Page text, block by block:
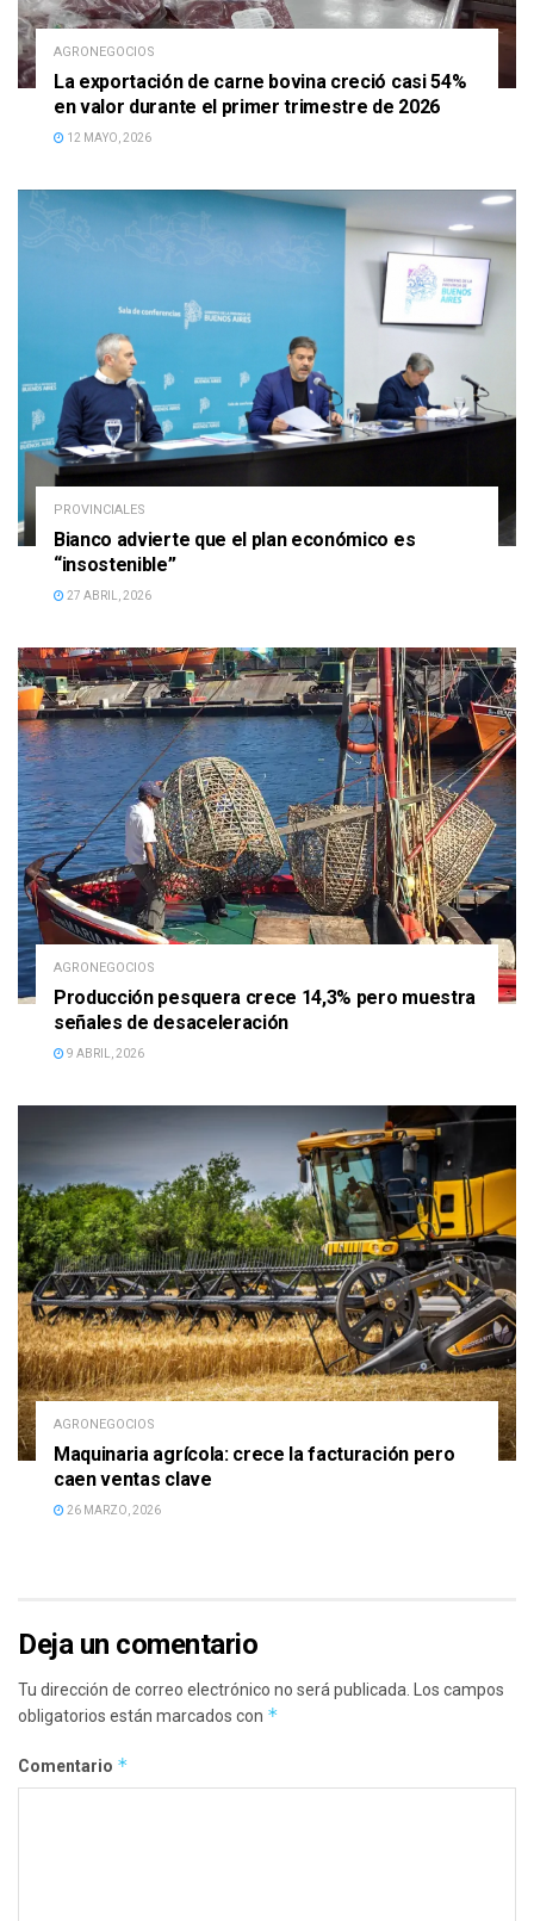
AGRONEGOCIOS
La exportación de carne bovina creció casi 54%
en valor durante el primer trimestre de 2026
12 MAYO, 2026
PROVINCIALES
Bianco advierte que el plan económico es
“insostenible”
27 ABRIL, 2026
AGRONEGOCIOS
Producción pesquera crece 14,3% pero muestra
señales de desaceleración
9 ABRIL, 2026
AGRONEGOCIOS
Maquinaria agrícola: crece la facturación pero
caen ventas clave
26 MARZO, 2026
Deja un comentario
Tu dirección de correo electrónico no será publicada. Los campos
obligatorios están marcados con *
Comentario *